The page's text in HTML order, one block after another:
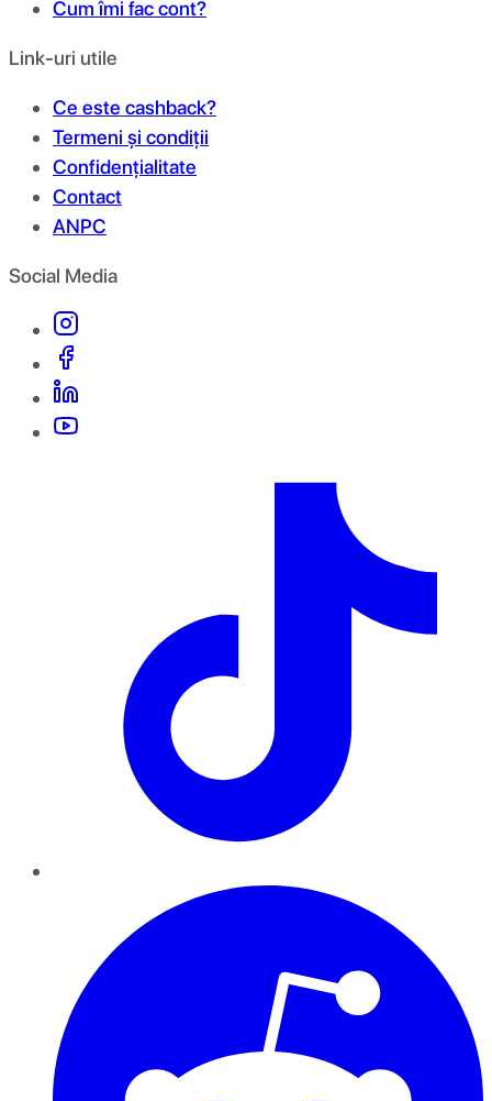
Cum îmi fac cont?
Link-uri utile
Ce este cashback?
Termeni și condiții
Confidențialitate
Contact
ANPC
Social Media